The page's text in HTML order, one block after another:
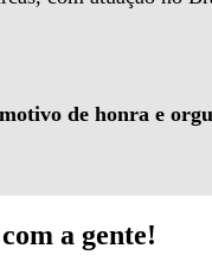
de honra e
a gente!